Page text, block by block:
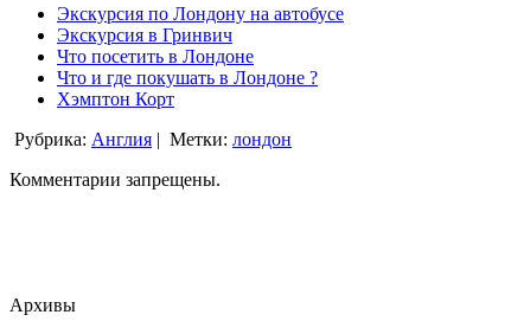
Экскурсия по Лондону на автобусе
Экскурсия в Гринвич
Что посетить в Лондоне
Что и где покушать в Лондоне ?
Хэмптон Корт
Рубрика: Англия | Метки: лондон
Комментарии запрещены.
Архивы